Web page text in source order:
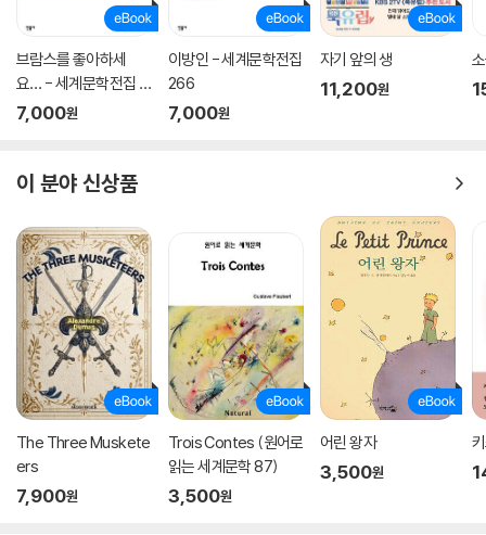
브람스를 좋아하세
요… - 세계문학전집 1
79
7,000원
이방인 - 세계문학전집
266
7,000원
자기 앞의 생
11,200원
이 분야 신상품
The Three Muskete
ers
7,900원
Trois Contes (원어로
읽는 세계문학 87)
3,500원
어린 왕자
3,500원